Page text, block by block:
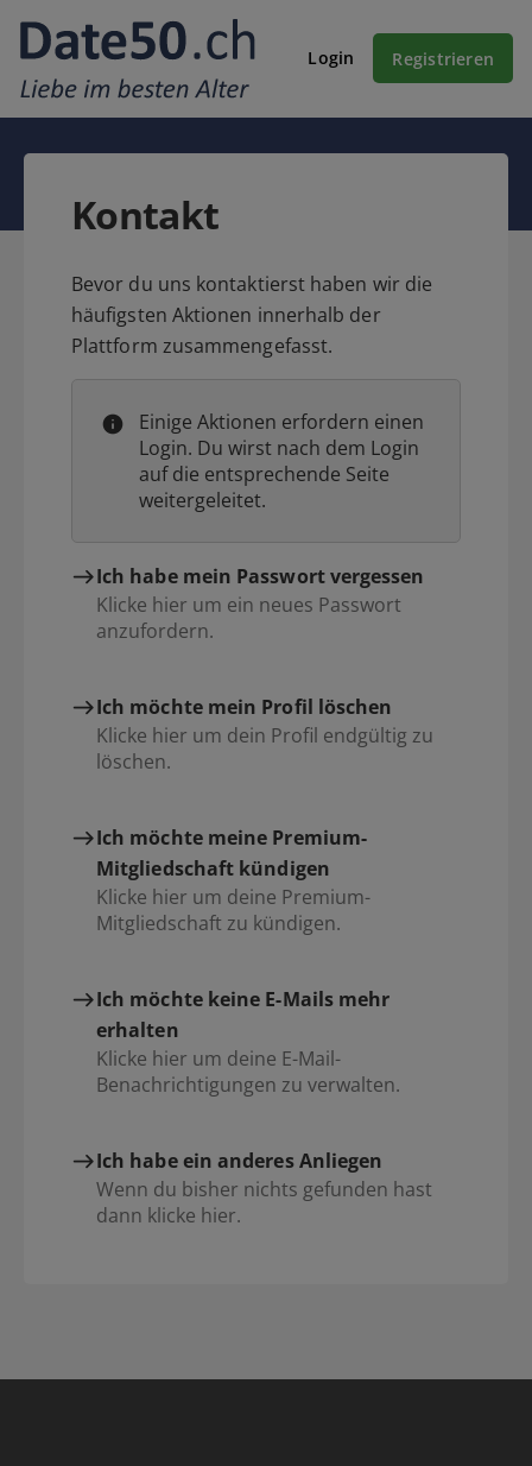
Login Registrieren
Kontakt
Bevor du uns kontaktierst haben wir die
häufigsten Aktionen innerhalb der
Plattform zusammengefasst.
Einige Aktionen erfordern einen
Login. Du wirst nach dem Login
auf die entsprechende Seite
weitergeleitet.
Ich habe mein Passwort vergessen
Klicke hier um ein neues Passwort
anzufordern.
Ich möchte mein Profil löschen
Klicke hier um dein Profil endgültig zu
löschen.
Ich möchte meine Premium-
Mitgliedschaft kündigen
Klicke hier um deine Premium-
Mitgliedschaft zu kündigen.
Ich möchte keine E-Mails mehr
erhalten
Klicke hier um deine E-Mail-
Benachrichtigungen zu verwalten.
Ich habe ein anderes Anliegen
Wenn du bisher nichts gefunden hast
dann klicke hier.